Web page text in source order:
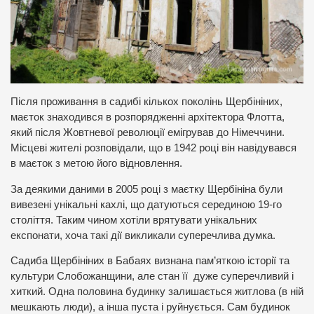
Після проживання в садибі кількох поколінь Щербініних,
маєток знаходився в розпорядженні архітектора Флотта,
який після Жовтневої революції емігрував до Німеччини.
Місцеві жителі розповідали, що в 1942 році він навідувався
в маєток з метою його відновлення.
За деякими даними в 2005 році з маєтку Щербініна були
вивезені унікальні кахлі, що датуються серединою 19-го
століття. Таким чином хотіли врятувати унікальних
експонати, хоча такі дії викликали суперечлива думка.
Садиба Щербініних в Бабаях визнана пам’яткою історії та
культури Слобожанщини, але стан її дуже суперечливий і
хиткий. Одна половина будинку залишається житлова (в ній
мешкають люди), а інша пуста і руйнується. Сам будинок